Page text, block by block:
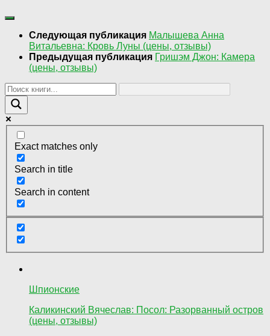
Следующая публикация Малышева Анна
Витальевна: Кровь Луны (цены, отзывы)
Предыдущая публикация Гришэм Джон: Камера
(цены, отзывы)
Exact matches only
Search in title
Search in content
Шпионские
Каликинский Вячеслав: Посол: Разорванный остров
(цены, отзывы)